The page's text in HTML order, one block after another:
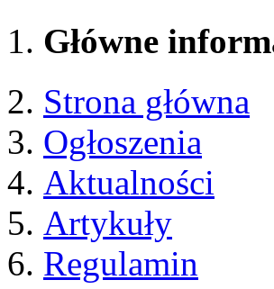
Główne
Strona główna
Ogłoszenia
Aktualności
Artykuły
Regulamin